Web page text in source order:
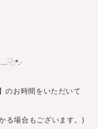
⿻*.·
のお時間をいただいて
る場合もございます。)